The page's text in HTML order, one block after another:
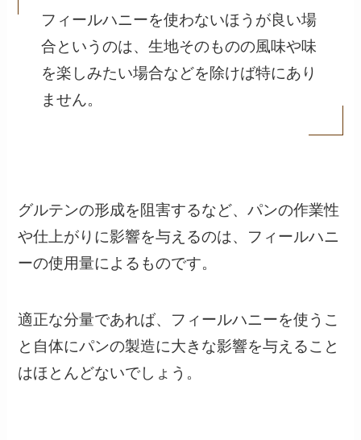
フィールハニーを使わないほうが良い場
合というのは、生地そのものの風味や味
を楽しみたい場合などを除けば特にあり
ません。
グルテンの形成を阻害するなど、パンの作業性
や仕上がりに影響を与えるのは、フィールハニ
ーの使用量によるものです。
適正な分量であれば、フィールハニーを使うこ
と自体にパンの製造に大きな影響を与えること
はほとんどないでしょう。